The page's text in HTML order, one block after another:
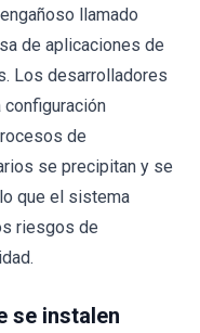
llamado
de aplicaciones de
Los desarrolladores
configuración
de
se precipitan y se
que el sistema
riesgos de
se instalen